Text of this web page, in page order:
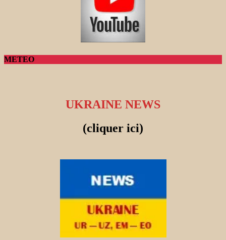
METEO
UKRAINE NEWS
(cliquer ici)